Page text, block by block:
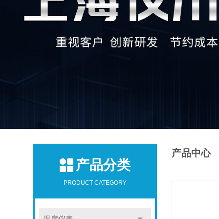
产品分类
PRODUCT CATEGORY
产品中心